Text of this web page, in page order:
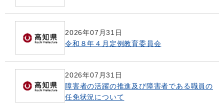
2026年07月31日
令和８年４月定例教育委員会
2026年07月31日
障害者の活躍の推進及び障害者である職員の
任免状況について